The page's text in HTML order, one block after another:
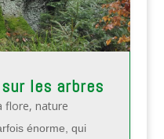
les arbres
flore, nature
énorme, qui